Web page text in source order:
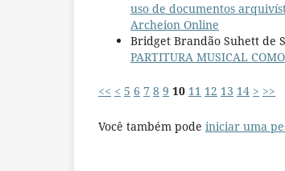
uso de documentos
Archeion Online
Bridget Brandão Suhett de
PARTITURA MUSICAL
<< < 5 6 7 8 9 10 11 12 13 14 > >>
Você também pode iniciar uma